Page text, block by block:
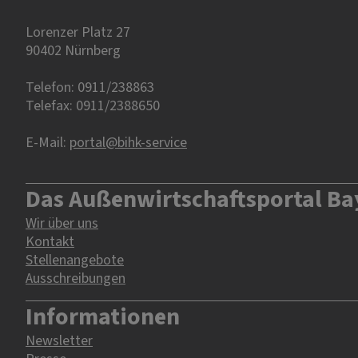
Lorenzer Platz 27
90402 Nürnberg‎‎
Telefon: 0911/238863
Telefax: 0911/2388650
E-Mail: portal@bihk-service
Das Außenwirtschaftsportal
Wir über uns
Kontakt
Stellenangebote
Ausschreibungen
Informationen
Newsletter